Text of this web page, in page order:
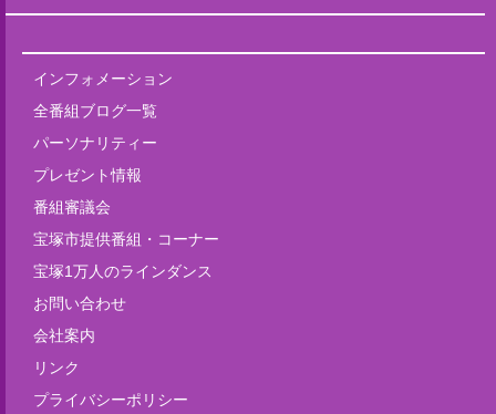
インフォメーション
全番組ブログ一覧
パーソナリティー
プレゼント情報
番組審議会
宝塚市提供番組・コーナー
宝塚1万人のラインダンス
お問い合わせ
会社案内
リンク
プライバシーポリシー